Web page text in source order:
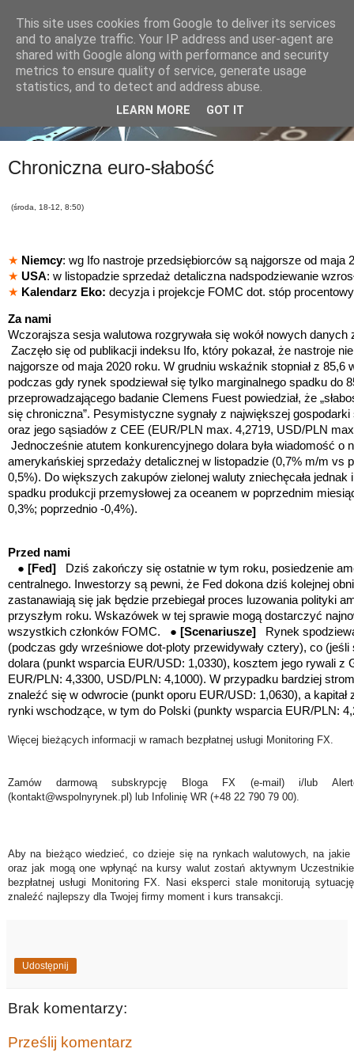
Chroniczna euro-słabość
(środa, 18-12, 8:50)
★ Niemcy: wg Ifo nastroje przedsiębiorców są najgorsze od maja
★ USA: w listopadzie sprzedaż detaliczna nadspodziewanie
★ Kalendarz Eko: decyzja i projekcje FOMC dot. stóp
Za nami
Wczorajsza sesja walutowa rozgrywała się wokół nowych
Zaczęło się od publikacji indeksu Ifo, który pokazał, że nastroje
najgorsze od maja 2020 roku. W grudniu wskaźnik stopniał z 85,6
podczas gdy rynek spodziewał się tylko marginalnego spadku do
przeprowadzającego badanie Clemens Fuest powiedział, że
się chroniczna”. Pesymistyczne sygnały z największej
oraz jego sąsiadów z CEE (EUR/PLN max. 4,2719, USD/PLN
Jednocześnie atutem konkurencyjnego dolara była wiadomość o
amerykańskiej sprzedaży detalicznej w listopadzie (0,7% m/m vs
0,5%). Do większych zakupów zielonej waluty zniechęcała
spadku produkcji przemysłowej za oceanem w poprzednim
0,3%; poprzednio -0,4%).
Przed nami
● [Fed]
Dziś zakończy się ostatnie w tym roku, posiedzenie
centralnego. Inwestorzy są pewni, że Fed dokona dziś kolejnej
zastanawiają się jak będzie przebiegał proces luzowania polityki
przyszłym roku. Wskazówek w tej sprawie mogą dostarczyć
wszystkich członków FOMC. ● [Scenariusze]
Rynek
(podczas gdy wrześniowe dot-ploty przewidywały cztery), co (jeśli
dolara (punkt wsparcia EUR/USD: 1,0330), kosztem jego rywali z
EUR/PLN: 4,3300, USD/PLN: 4,1000). W przypadku bardziej
znaleźć się w odwrocie (punkt oporu EUR/USD: 1,0630), a kapitał
rynki wschodzące, w tym do Polski (punkty wsparcia EUR/PLN:
Więcej bieżących informacji w ramach bezpłatnej usługi Monitoring FX.
Zamów darmową subskrypcję Bloga FX (e-mail) i/lub
(kontakt@wspolnyrynek.pl) lub Infolinię WR (+48 22 790 79 00).
Aby na bieżąco wiedzieć, co dzieje się na rynkach walutowych, na
oraz jak mogą one wpłynąć na kursy walut zostań aktywnym
bezpłatnej usługi Monitoring FX. Nasi eksperci stale monitorują
znaleźć najlepszy dla Twojej firmy moment i kurs transakcji.
Udostępnij
Brak komentarzy:
Prześlij komentarz
This site uses cookies from Google to deliver its services
and to analyze traffic. Your IP address and user-agent are
shared with Google along with performance and security
metrics to ensure quality of service, generate usage
statistics, and to detect and address abuse.
LEARN MORE GOT IT